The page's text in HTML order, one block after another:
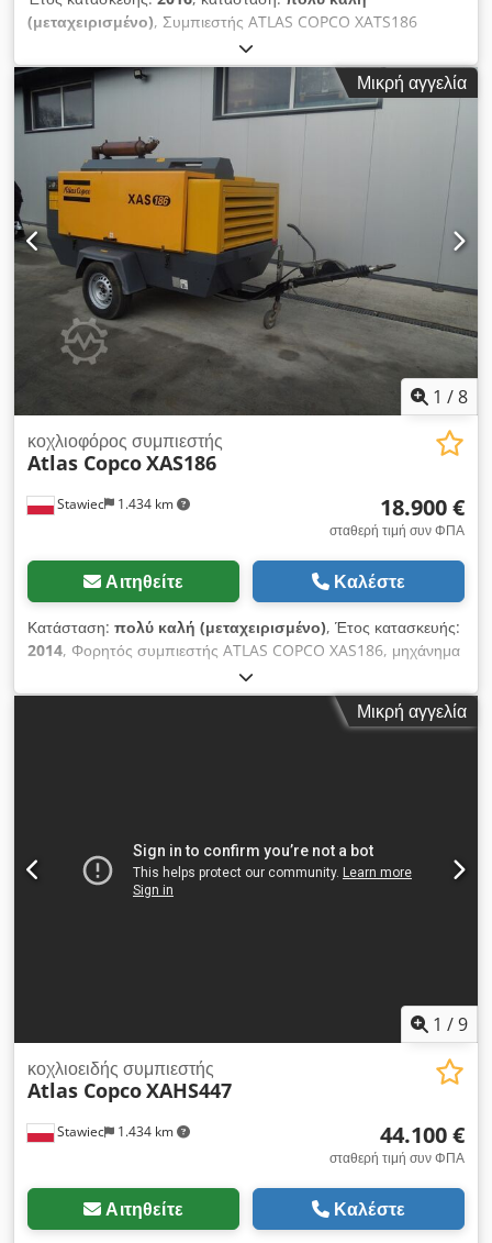
(μεταχειρισμένο), Συμπιεστής ATLAS COPCO XATS186
11.4m3 10.3BAR 2016! Κινητός συμπιεστής ATLAS COPCO
XATS186 ST4 μηχάνημα με μεταψύκτη (στεγνωτήρα αέρα) μετά
από πλήρες σέρβις!!! Τεχνικά στοιχεία: χωρητικότητα 11,40
m3/min, πίεση λειτουργίας 10,3 bar, έτος κατασκευής 2016,
Κινητήρας JOHN DEERE χιλιομετρική απόσταση 1582 h !!!!!,
συμπιεστής πλήρως λειτουργικός, έτοιμος να λειτουργήσει,
εγγύηση καθαρή τιμή: 128500 zł μικτή τιμή: 158055 zł
Cjdpopitifefx Af Djrf μηχανή σε άριστη κατάσταση!!!
Παρακάτω είναι ένας σύνδεσμος για το βίντεο που δείχνει την
εργασία του μηχανήματος
Μικρή αγγελία
1 /8
Stawiec 1.434 km
κοχλιοφόρος συμπιεστής
Atlas CopcoXAS186
18.900 €
σταθερή τιμή συν ΦΠΑ
Αιτηθείτε Καλέστε
Κατάσταση: πολύ καλή (μεταχειρισμένο), Έτος κατασκευής:
2014, Φορητός συμπιεστής ATLAS COPCO XAS186, μηχάνημα
με τελικό ψυγείο μετά από πλήρη συντήρηση.
Credsyfnwgopfx Af Def Τεχνικά χαρακτηριστικά: απόδοση:
11,10 m3/min; λειτουργική πίεση: 7 bar; έτος κατασκευής:
Μικρή αγγελία
1 /9
Stawiec 1.434 km
κοχλιοειδής συμπιεστής
Atlas CopcoXAHS447
44.100 €
σταθερή τιμή συν ΦΠΑ
Αιτηθείτε Καλέστε